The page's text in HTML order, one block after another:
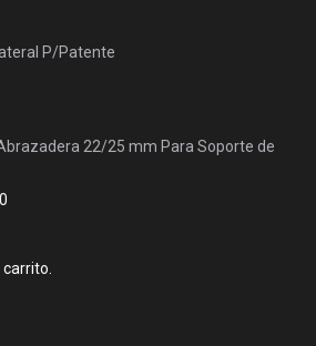
P/Patente
22/25 mm Para Soporte de
carrito.